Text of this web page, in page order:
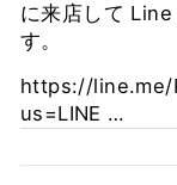
に来店して
す。
https://line.me/
us=LINE …